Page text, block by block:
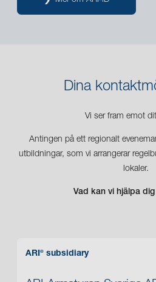
Dina
Vi ser fram emot
Antingen på ett regionalt
utbildningar, som vi arrangerar
lokaler.
Vad kan vi hjälpa
ARI® subsidiary